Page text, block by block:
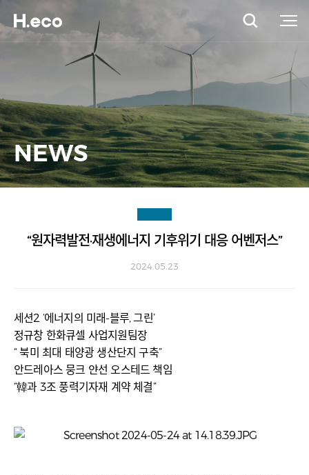
NEWS
“원자력발전·재생에너지 기후위기 대응 어벤저스”
2024.05.23
세션2 ‘에너지의 미래-블루, 그린’
정규창 한화큐셀 사업지원팀장
“ 북미 최대 태양광 생산단지 구축”
안드레아스 뭉크 얀선 오스테드 책임
“韓과 3조 풍력기자재 계약 체결”